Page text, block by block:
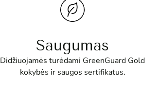
Saugumas
Didžiuojamės turėdami GreenGuard Gold
kokybės ir saugos sertifikatus.